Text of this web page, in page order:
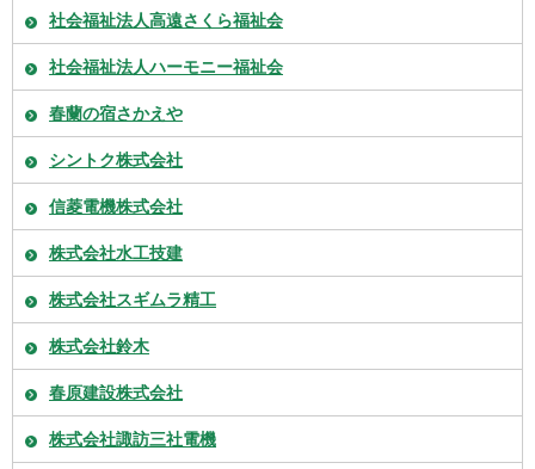
社会福祉法人高遠さくら福祉会
社会福祉法人ハーモニー福祉会
春蘭の宿さかえや
シントク株式会社
信菱電機株式会社
株式会社水工技建
株式会社スギムラ精工
株式会社鈴木
春原建設株式会社
株式会社諏訪三社電機